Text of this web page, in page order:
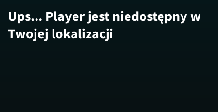
Ups... Player jest niedostępny w
Twojej lokalizacji